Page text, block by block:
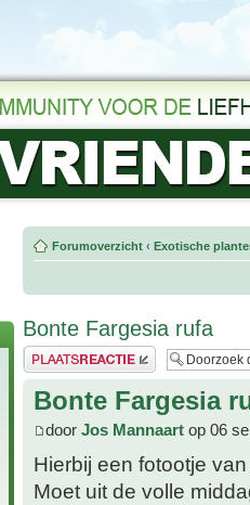
Forumoverzicht ‹ Exotische
Bonte Fargesia rufa
Plaats een reactie
Bonte Fargesia
door Jos Mannaart op 06
Hierbij een fotootje
Moet uit de volle